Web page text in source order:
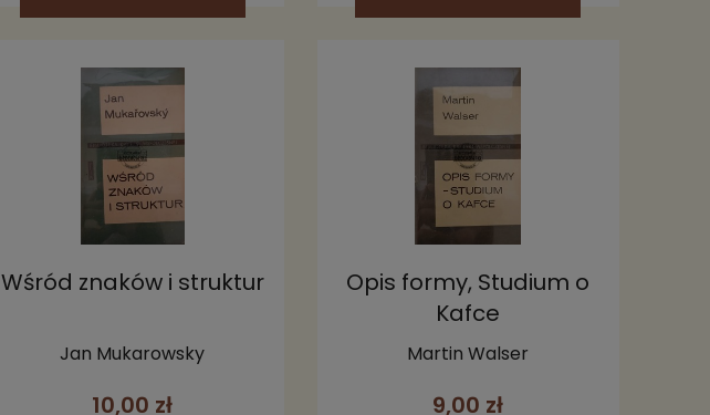
Wśród znaków i struktur
Jan Mukarowsky
10,00 zł
Opis formy, Studium o
Kafce
Martin Walser
9,00 zł